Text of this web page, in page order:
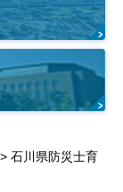
> 石川県防災士育